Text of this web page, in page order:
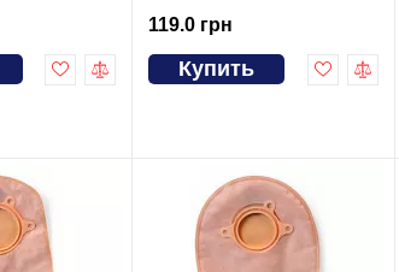
119.0 грн
Купить